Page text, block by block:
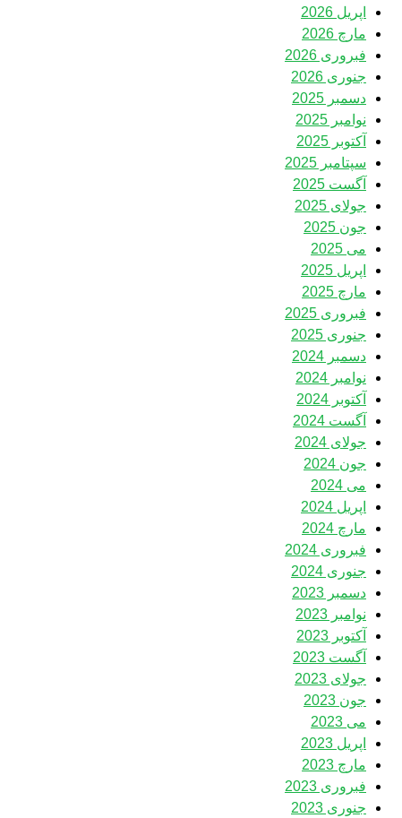
اپریل 2026
مارچ 2026
فبروری 2026
جنوری 2026
دسمبر 2025
نوامبر 2025
آکتوبر 2025
سپتامبر 2025
آگست 2025
جولای 2025
جون 2025
می 2025
اپریل 2025
مارچ 2025
فبروری 2025
جنوری 2025
دسمبر 2024
نوامبر 2024
آکتوبر 2024
آگست 2024
جولای 2024
جون 2024
می 2024
اپریل 2024
مارچ 2024
فبروری 2024
جنوری 2024
دسمبر 2023
نوامبر 2023
آکتوبر 2023
آگست 2023
جولای 2023
جون 2023
می 2023
اپریل 2023
مارچ 2023
فبروری 2023
جنوری 2023